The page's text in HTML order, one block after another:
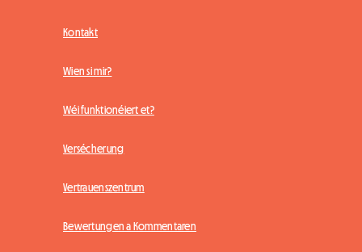
Kontakt
Wien si mir?
Wéi funktionéiert et?
Versécherung
Vertrauenszentrum
Bewertungen a Kommentaren